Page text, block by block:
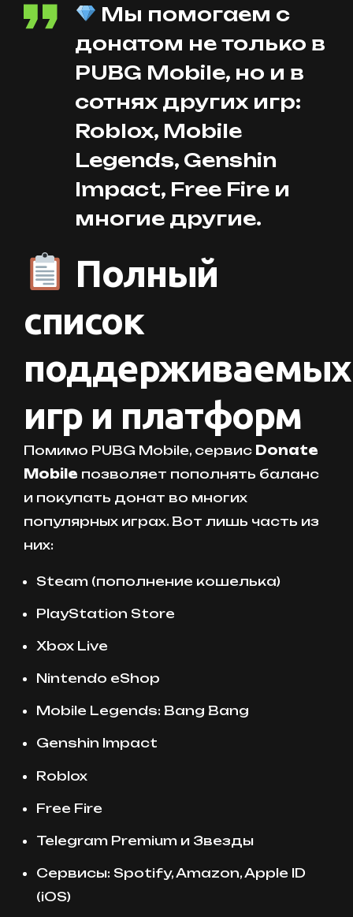
Мы помогаем с
донатом не только в
PUBG Mobile, но и в
сотнях других игр:
Roblox, Mobile
Legends, Genshin
Impact, Free Fire и
многие другие.
Полный
список
поддерживаемых
игр и платформ
Помимо PUBG Mobile, сервис Donate
Mobile позволяет пополнять баланс
и покупать донат во многих
популярных играх. Вот лишь часть из
них:
Steam (пополнение кошелька)
PlayStation Store
Xbox Live
Nintendo eShop
Mobile Legends: Bang Bang
Genshin Impact
Roblox
Free Fire
Telegram Premium и Звезды
Сервисы: Spotify, Amazon, Apple ID
(iOS)